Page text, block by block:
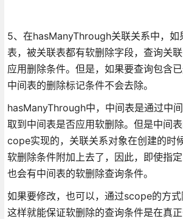
5、在hasManyThrough关联关系中，如
表，被关联表都有软删除字段，查询关
应用删除条件。但是，如果要查询包含已
中间表的删除标记条件不会去除。
hasManyThrough中，中间表是通过中
取到中间表是否应用软删除。但是中间
cope实现的，关联关系对象在创建的时
软删除条件附加上去了，因此，即使指
也会有中间表的软删除查询条件。
如果要修改，也可以，通过scope的方式
这样就能保证软删除的查询条件是在真